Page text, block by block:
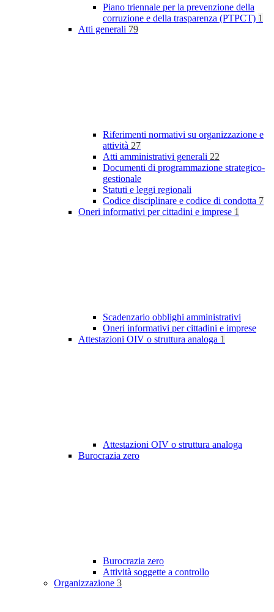
Piano triennale per la prevenzione della
corruzione e della trasparenza (PTPCT) 1
Atti generali 79
Riferimenti normativi su organizzazione e
attività 27
Atti amministrativi generali 22
Documenti di programmazione strategico-
gestionale
Statuti e leggi regionali
Codice disciplinare e codice di condotta 7
Oneri informativi per cittadini e imprese 1
Scadenzario obblighi amministrativi
Oneri informativi per cittadini e imprese
Attestazioni OIV o struttura analoga 1
Attestazioni OIV o struttura analoga
Burocrazia zero
Burocrazia zero
Attività soggette a controllo
Organizzazione 3